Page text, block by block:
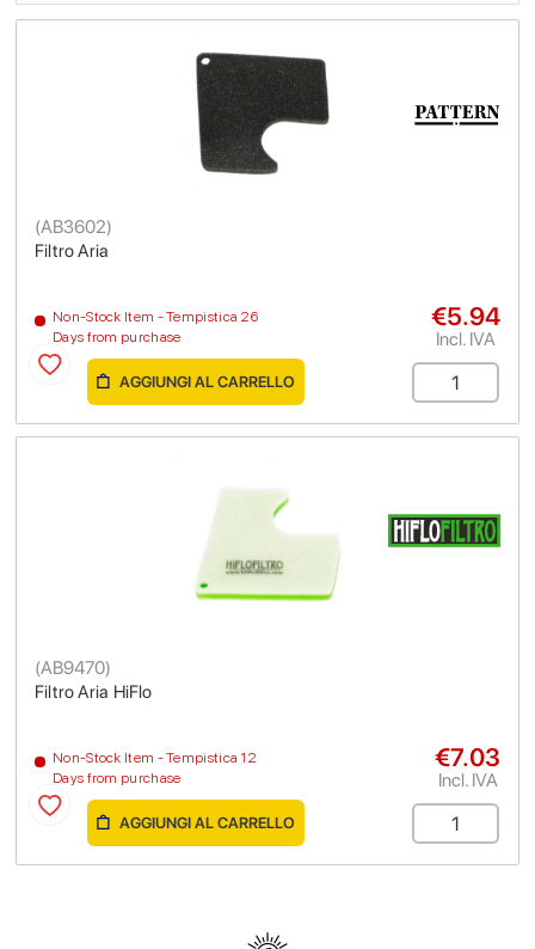
Filtro Aria
(AB3602)
Non-Stock Item - Tempistica 26
Days from purchase
€5.94
Incl. IVA
AGGIUNGI AL CARRELLO
Filtro Aria HiFlo
(AB9470)
Non-Stock Item - Tempistica 12
Days from purchase
€7.03
Incl. IVA
AGGIUNGI AL CARRELLO